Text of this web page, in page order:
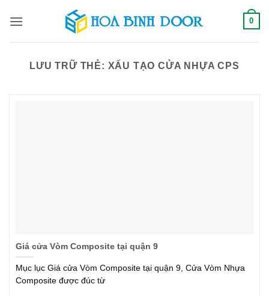
qua
0
LƯU TRỮ THẺ: XẤU TẠO CỬA NHỰA CPS
Giá cửa Vòm Composite tại quận 9
Mục lục Giá cửa Vòm Composite tại quận 9, Cửa Vòm Nhựa
Composite được đúc từ